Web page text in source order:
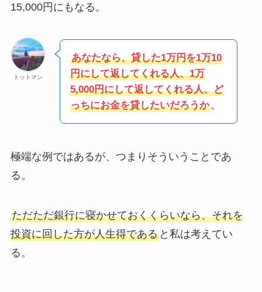
15,000円にもなる。
トットマン
あなたなら、貸した1万円を1万10
円にして返してくれる人、1万
5,000円にして返してくれる人、ど
っちにお金を貸したいだろうか。
極端な例ではあるが、つまりそういうことであ
る。
ただただ銀行に寝かせておくくらいなら、それを
投資に回した方が人生得であると私は考えてい
る。